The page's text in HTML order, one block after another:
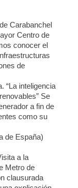
Carabanchel
Centro de
conocer el
de
“La inteligencia
Se
a fin de
como su
de España)
a la
Metro de
clausurada